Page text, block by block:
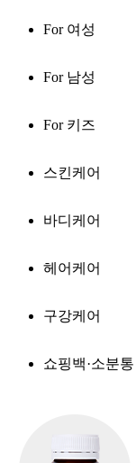
For 여성
For 남성
For 키즈
스킨케어
바디케어
헤어케어
구강케어
쇼핑백·소분통